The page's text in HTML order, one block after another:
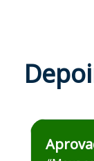
Estudante